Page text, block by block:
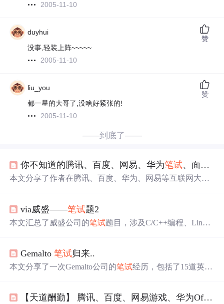
2005-11-10
duyhui
没事,轻装上阵~~~~~
2005-11-10
赞
liu_you
都一星的大哥了,没啥好紧张的!
2005-11-10
赞
——到底了——
你不知道的腾讯、百度、网易、华为笔试、面试的经过
本文分享了作者在腾讯、百度、华为、网易等互联网大厂
值。via威盛——笔试题2
本文汇总了威盛公司的笔试题目，涉及C/C++编程、Linux
Gemalto笔试归来..
本文分享了一次Gemalto公司的笔试经历，包括了15道英文
【天道酬勤】 腾讯、百度、网易游戏、华为Offer及笔经面经